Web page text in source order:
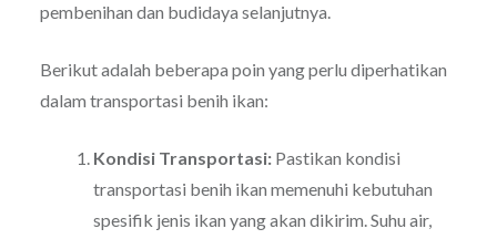
pembenihan dan budidaya selanjutnya.
Berikut adalah beberapa poin yang perlu diperhatikan
dalam transportasi benih ikan:
Kondisi Transportasi:Pastikan kondisi
transportasi benih ikan memenuhi kebutuhan
spesifik jenis ikan yang akan dikirim. Suhu air,